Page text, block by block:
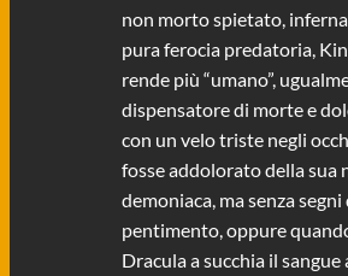
non morto spietato,
pura ferocia predatoria,
rende più “umano”,
dispensatore di morte e
con un velo triste negli
fosse addolorato della sua
demoniaca, ma senza segni
pentimento, oppure
Dracula a succhia il sangue